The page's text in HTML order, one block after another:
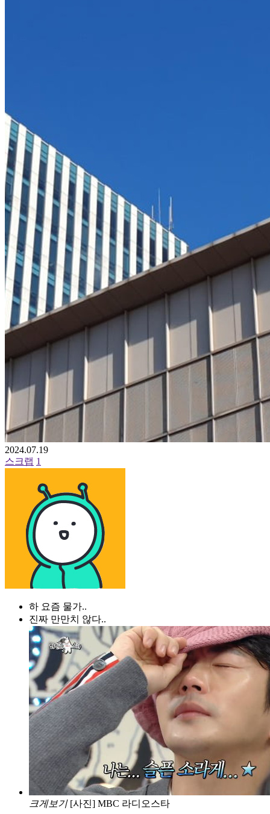
2024.07.19
스크랩 1
하 요즘 물가..
진짜 만만치 않다..
크게보기 [사진] MBC 라디오스타